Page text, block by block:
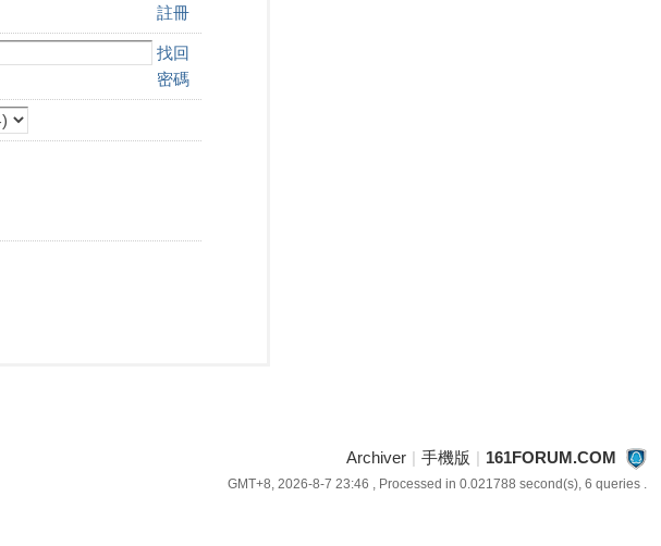
註冊
找回
密碼
Archiver | 手機版 | 161FORUM.COM
GMT+8, 2026-8-7 23:46 , Processed in 0.021788 second(s), 6 queries .